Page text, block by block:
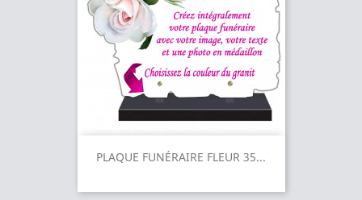
PLAQUE FUNÉRAIRE FLEUR 35...